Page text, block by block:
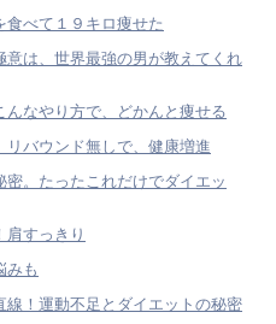
食べて１９キロ痩せた
は、世界最強の男が教えてくれ
なやり方で、どかんと痩せる
バウンド無しで、健康増進
。たったこれだけでダイエッ
肩すっきり
みも
！運動不足とダイエットの秘密